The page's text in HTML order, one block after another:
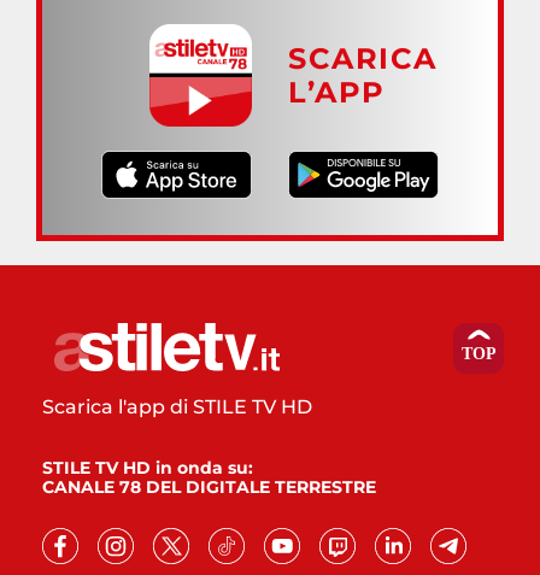
SCARICA
L’APP
Scarica l'app di STILE TV HD
STILE TV HD in onda su:
CANALE 78 DEL DIGITALE TERRESTRE